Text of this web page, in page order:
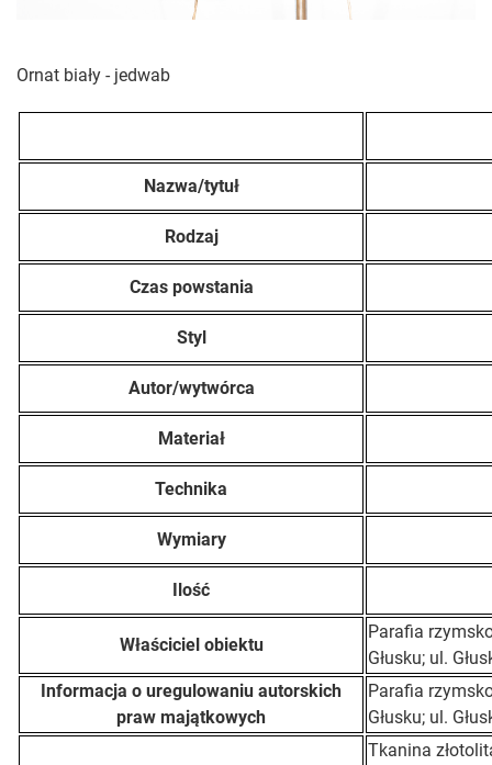
Ornat biały - jedwab
Nazwa/tytuł
Rodzaj
Czas powstania
Styl
Autor/wytwórca
Materiał
Technika
Wymiary
Ilość
Właściciel obiektu
Parafia
Głusku; ul.
Informacja o uregulowaniu autorskich
praw majątkowych
Parafia
Głusku; ul.
Tkanina